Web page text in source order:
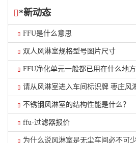
*新动态
FFU是什么意思
双人风淋室规格型号图片尺寸
FFU净化单元一般都已用在什么地方
请从风淋室进入车间标识牌 枣庄风
不锈钢风淋室的结构性能是什么？
ffu-过滤器报价
为什么说风淋室是无尘车间必不可